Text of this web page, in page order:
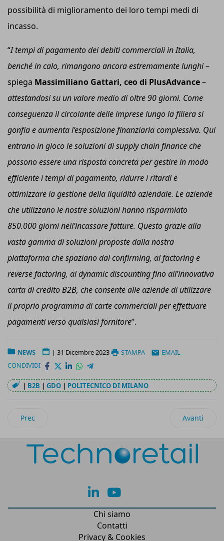
possibilità di miglioramento dei loro tempi medi di
incasso.
“I tempi di pagamento dei debiti commerciali in Italia,
benché in calo, rimangono ancora estremamente lunghi–
spiega Massimiliano Gattari, ceo di PlusAdvance–
attestandosi su un valore medio di oltre 90 giorni. Come
conseguenza il circolante delle imprese lungo la filiera si
gonfia e aumenta l’esposizione finanziaria complessiva. Qui
entrano in gioco le soluzioni disupplychainfinance che
possono essere una risposta concreta per gestire in modo
efficiente i tempi di pagamento, ridurre i ritardi e
ottimizzare la gestione della liquidità aziendale. Le aziende
che utilizzano le nostre soluzioni hanno risparmiato
850.000 giorni nell’incassare fatture. Questo grazie alla
vasta gamma di soluzioni proposte dalla nostra
piattaforma che spaziano dal confirming, al factoring e
reverse factoring, al dynamic discounting fino all’innovativa
carta di creditoB2B, che consente alle aziende di utilizzare
il proprio programma di carte commerciali per effettuare
pagamenti verso qualsiasi fornitore”.
NEWS | 31 Dicembre 2023 STAMPA
EMAIL
CONDIVIDI
| B2B | GDO | POLITECNICO DI MILANO
Articolo precedente: Boom di ordini in app per lo shopping
Prec Articolo
Avanti
lk yt
Chi siamo
Contatti
Privacy & Cookies